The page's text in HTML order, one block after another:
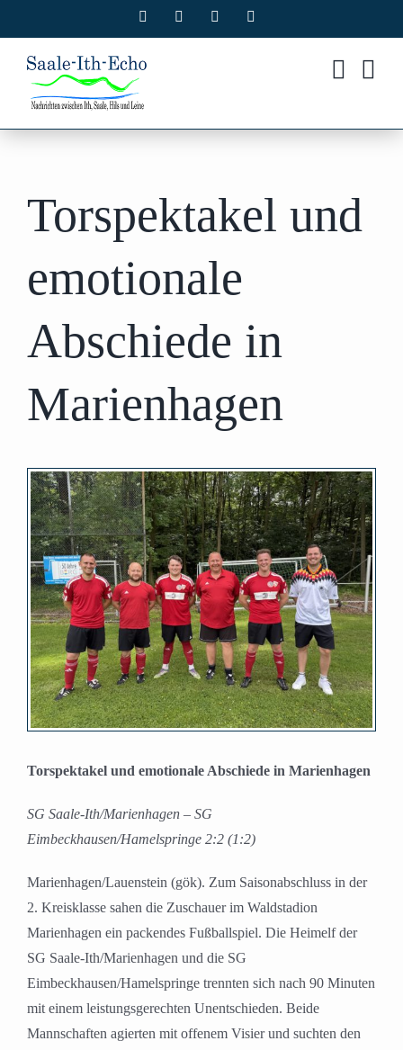
Inhalt
springen
Facebook Instagram
Torspektakel und
emotionale
Abschiede in
Marienhagen
Zeige
grösseres
Bild
Torspektakel und emotionale Abschiede in Marienhagen
SG Saale-Ith/Marienhagen – SG
Eimbeckhausen/Hamelspringe 2:2 (1:2)
Marienhagen/Lauenstein (gök). Zum Saisonabschluss in der
2. Kreisklasse sahen die Zuschauer im Waldstadion
Marienhagen ein packendes Fußballspiel. Die Heimelf der
SG Saale-Ith/Marienhagen und die SG
Eimbeckhausen/Hamelspringe trennten sich nach 90 Minuten
mit einem leistungsgerechten Unentschieden. Beide
Mannschaften agierten mit offenem Visier und suchten den